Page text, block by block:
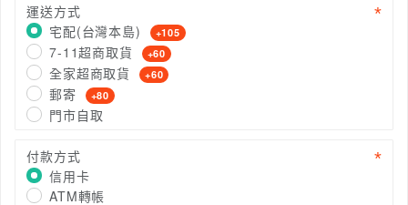
運送方式
宅配(台灣本島)
+105
7-11超商取貨 +60
全家超商取貨 +60
郵寄 +80
門市自取
付款方式
信用卡
ATM轉帳